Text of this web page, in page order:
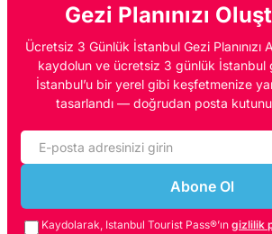
Gezi Planınızı
Ücretsiz 3 Günlük İstanbul Gezi Planınızı
kaydolun ve ücretsiz 3 günlük İstanbul
İstanbul’u bir yerel gibi keşfetmenize
tasarlandı — doğrudan posta
Abone Ol
Kaydolarak, Istanbul Tourist Pass®’ın gizlilik